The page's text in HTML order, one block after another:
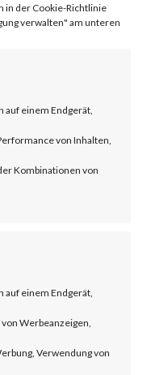
in der Cookie-Richtlinie
verwalten" am unteren
einem Endgerät,
von Inhalten,
Kombinationen von
einem Endgerät,
Werbeanzeigen,
Verwendung von
and